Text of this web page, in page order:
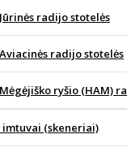
Jūrinės radijo stotelės
Aviacinės radijo stotelės
Mėgėjiško ryšio (HAM)
imtuvai (skeneriai)